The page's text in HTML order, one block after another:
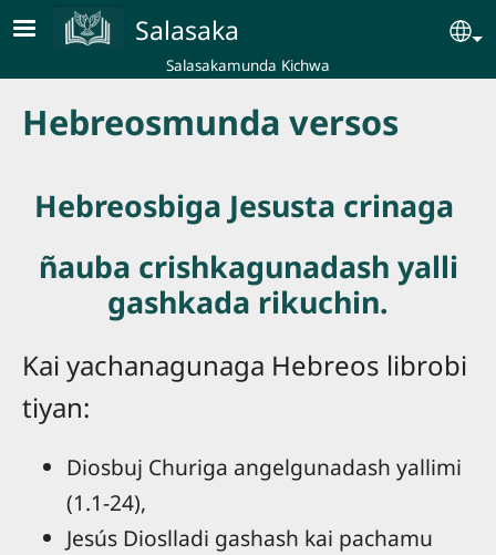
Skip to main content
Salasaka
Salasakamunda Kichwa
Hebreosmunda versos
Hebreosbiga Jesusta crinaga
ñauba crishkagunadash yalli
gashkada rikuchin.
Kai yachanagunaga Hebreos librobi
tiyan:
Diosbuj Churiga angelgunadash yallimi
(1.1-24),
Jesús Dioslladi gashash kai pachamu